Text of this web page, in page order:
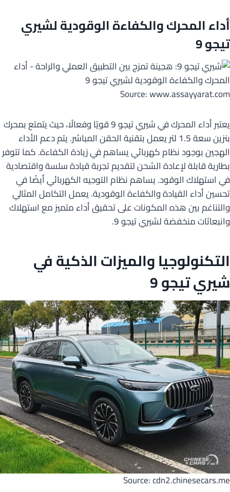
أداء المحرك والكفاءة الوقودية لشيري
تيجو 9
Source: www.assayyarat.com
يعتبر أداء المحرك في شيري تيجو 9 قويًا وفعالًا، حيث يتمتع بمحرك
بنزين سعة 1.5 لتر يعمل بتقنية الحقن المباشر. يتم دعم الأداء
الهجين بوجود نظام كهربائي يساهم في زيادة الكفاءة. كما تتوفر
بطارية قابلة لإعادة الشحن لتقديم تجربة قيادة سلسة واقتصادية
في استهلاك الوقود. يساهم نظام التوجيه الكهربائي أيضًا في
تحسين أداء القيادة والكفاءة الوقودية. يعمل التكامل المثالي
والتناغم بين هذه المكونات على تحقيق أداء متميز مع استهلاك
وانبعاثات منخفضة لشيري تيجو 9.
التكنولوجيا والميزات الذكية في
شيري تيجو 9
Source: cdn2.chinesecars.me